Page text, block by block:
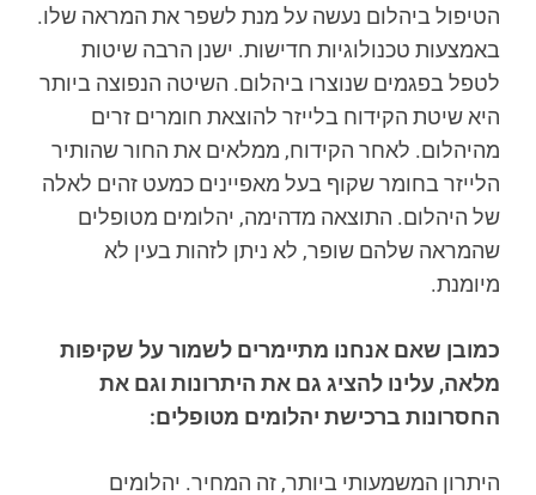
הטיפול ביהלום נעשה על מנת לשפר את המראה שלו.
באמצעות טכנולוגיות חדישות. ישנן הרבה שיטות
לטפל בפגמים שנוצרו ביהלום. השיטה הנפוצה ביותר
היא שיטת הקידוח בלייזר להוצאת חומרים זרים
מהיהלום. לאחר הקידוח, ממלאים את החור שהותיר
הלייזר בחומר שקוף בעל מאפיינים כמעט זהים לאלה
של היהלום. התוצאה מדהימה, יהלומים מטופלים
שהמראה שלהם שופר, לא ניתן לזהות בעין לא
מיומנת.
כמובן שאם אנחנו מתיימרים לשמור על שקיפות
מלאה, עלינו להציג גם את היתרונות וגם את
החסרונות ברכישת יהלומים מטופלים:
היתרון המשמעותי ביותר, זה המחיר. יהלומים